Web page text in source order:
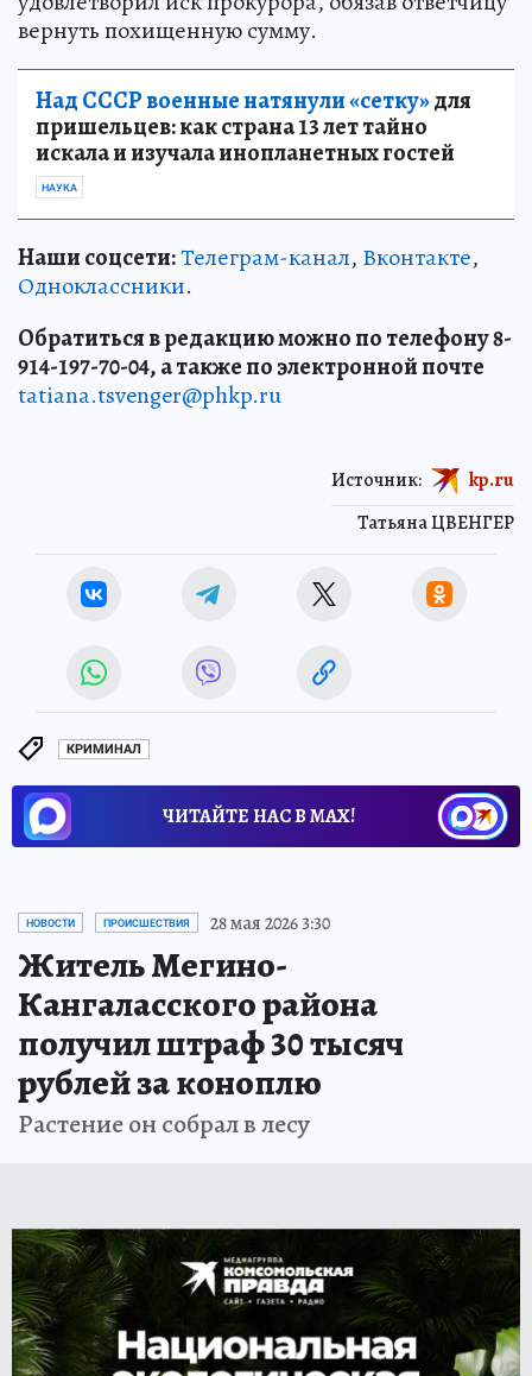
вернуть похищенную сумму.
Над СССР военные натянули «сетку»для
пришельцев: как страна 13 лет тайно
искала и изучала инопланетных гостей
НАУКА
Наши соцсети:Телеграм-канал, Вконтакте,
Одноклассники.
Обратиться в редакцию можно по телефону 8-
914-197-70-04, а также по электронной почте
tatiana.tsvenger@phkp.ru
Татьяна ЦВЕНГЕР
Источник: kp.ru
КРИМИНАЛ
ЧИТАЙТЕ НАС В МАХ!
НОВОСТИ ПРОИСШЕСТВИЯ 28 мая 2026 3:30
Житель Мегино-
Кангаласского района
получил штраф 30 тысяч
рублей за коноплю
Растение он собрал в лесу